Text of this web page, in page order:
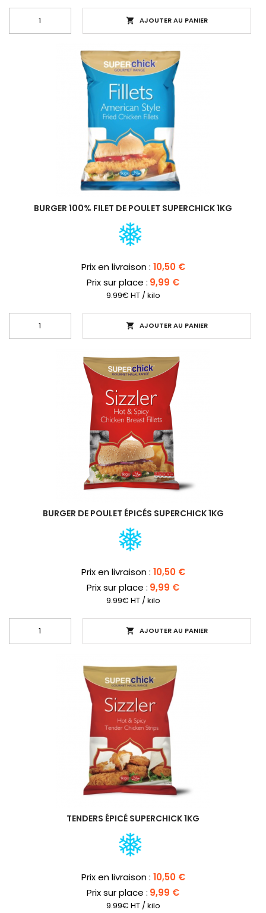
 AJOUTER AU PANIER
BURGER 100% FILET DE POULET SUPERCHICK 1KG
Prix
Prix en livraison : 10,50 €
Prix sur place : 9,99 €
9.99€ HT / kilo
 AJOUTER AU PANIER
BURGER DE POULET ÉPICÉS SUPERCHICK 1KG
Prix
Prix en livraison : 10,50 €
Prix sur place : 9,99 €
9.99€ HT / kilo
 AJOUTER AU PANIER
TENDERS ÉPICÉ SUPERCHICK 1KG
Prix
Prix en livraison : 10,50 €
Prix sur place : 9,99 €
9.99€ HT / kilo